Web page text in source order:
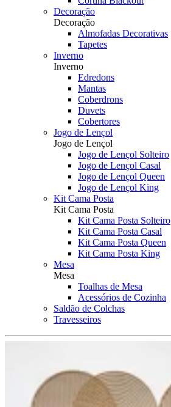
Decoração
Decoração
Almofadas Decorativas
Tapetes
Inverno
Inverno
Edredons
Mantas
Coberdrons
Duvets
Cobertores
Jogo de Lençol
Jogo de Lençol
Jogo de Lençol Solteiro
Jogo de Lençol Casal
Jogo de Lençol Queen
Jogo de Lençol King
Kit Cama Posta
Kit Cama Posta
Kit Cama Posta Solteiro
Kit Cama Posta Casal
Kit Cama Posta Queen
Kit Cama Posta King
Mesa
Mesa
Toalhas de Mesa
Acessórios de Cozinha
Saldão de Colchas
Travesseiros